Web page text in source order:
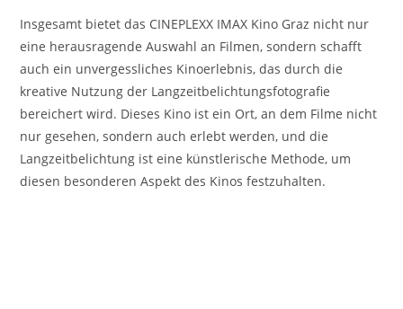
Insgesamt bietet das CINEPLEXX IMAX Kino Graz nicht nur
eine herausragende Auswahl an Filmen, sondern schafft
auch ein unvergessliches Kinoerlebnis, das durch die
kreative Nutzung der Langzeitbelichtungsfotografie
bereichert wird. Dieses Kino ist ein Ort, an dem Filme nicht
nur gesehen, sondern auch erlebt werden, und die
Langzeitbelichtung ist eine künstlerische Methode, um
diesen besonderen Aspekt des Kinos festzuhalten.